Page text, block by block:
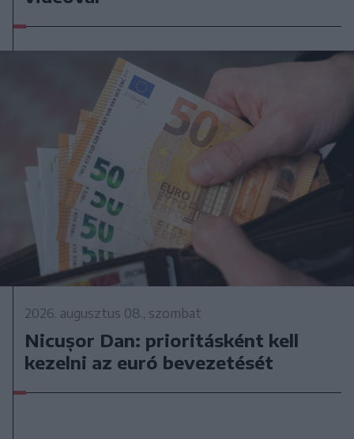
2026. augusztus 08., szombat
Nicușor Dan: prioritásként kell
kezelni az euró bevezetését